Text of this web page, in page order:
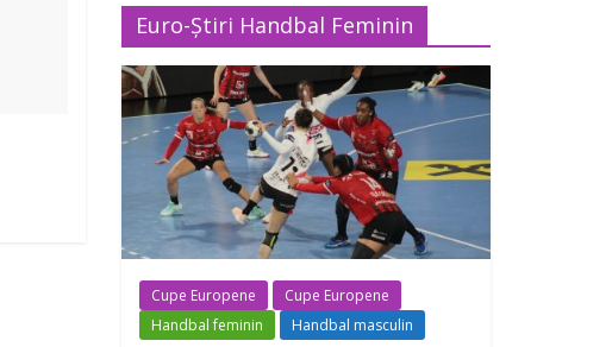
Euro-Știri Handbal Feminin
Cupe Europene
Cupe Europene
Handbal feminin
Handbal masculin